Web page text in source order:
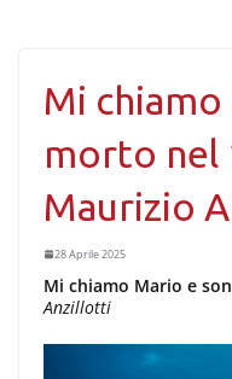
Mi
morto nel
Maurizio
28 Aprile 2025
Mi chiamo Mario e
Anzillotti